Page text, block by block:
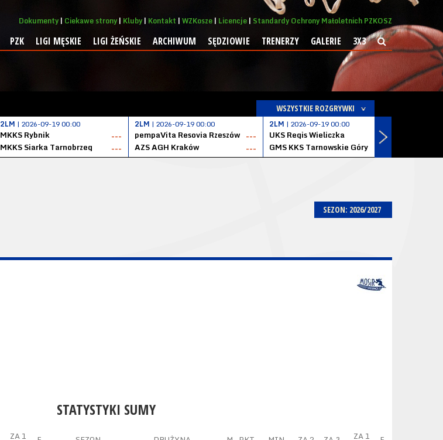
Dokumenty Ciekawe strony Kluby Kontakt WZKosze Licencje Standardy Ochrony Małoletnich PZKOSZ
PZK LIGI MĘSKIE LIGI ŻEŃSKIE ARCHIWUM SĘDZIOWIE TRENERZY GALERIE 3X3
WSZYSTKIE ROZGRYWKI
2LM | 2026-09-19 00:00
MKKS Rybnik
---
MKKS Siarka Tarnobrzeg
---
2LM | 2026-09-19 00:00
pempaVita Resovia Rzeszów ---
AZS AGH Kraków
---
2LM | 2026-09-19 00:00
UKS Regis Wieliczka
---
GMS KKS Tarnowskie Góry
SEZON: 2026/2027
STATYSTYKI SUMY
ZA 1
ZA 1